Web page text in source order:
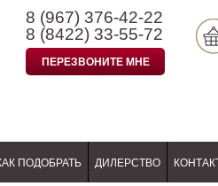
8 (967) 376-42-22
8 (8422) 33-55-72
ПЕРЕЗВОНИТЕ МНЕ
ПОДОБРАТЬ ДИЛЕРСТВО